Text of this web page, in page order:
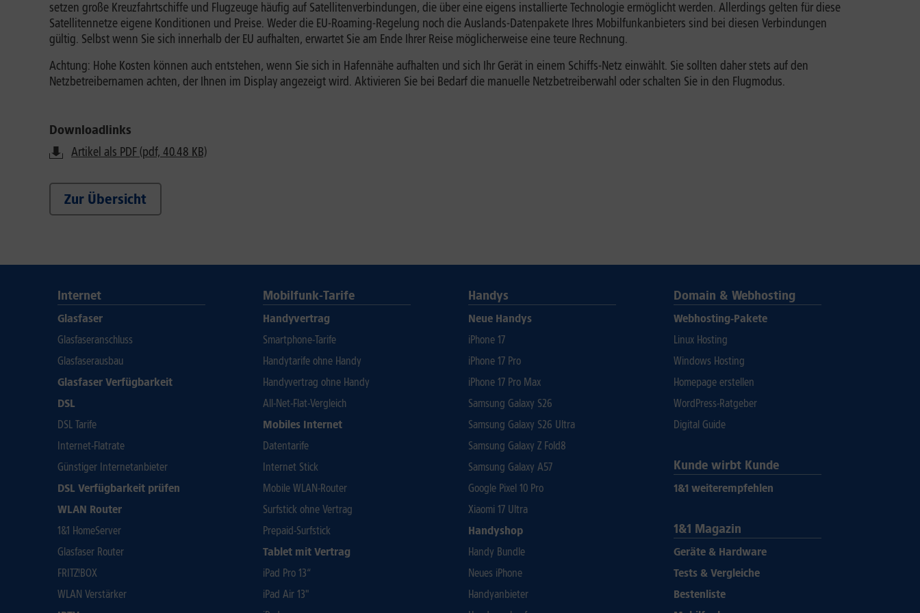
setzen große Kreuzfahrtschiffe und Flugzeuge häufig auf Satellitenverbindungen, die über eine eigens installierte Technologie ermöglicht werden. Allerdings gelten für diese
Satellitennetze eigene Konditionen und Preise. Weder die EU-Roaming-Regelung noch die Auslands-Datenpakete Ihres Mobilfunkanbieters sind bei diesen Verbindungen
gültig. Selbst wenn Sie sich innerhalb der EU aufhalten, erwartet Sie am Ende Ihrer Reise möglicherweise eine teure Rechnung.
Achtung: Hohe Kosten können auch entstehen, wenn Sie sich in Hafennähe aufhalten und sich Ihr Gerät in einem Schiffs-Netz einwählt. Sie sollten daher stets auf den
Netzbetreibernamen achten, der Ihnen im Display angezeigt wird. Aktivieren Sie bei Bedarf die manuelle Netzbetreiberwahl oder schalten Sie in den Flugmodus.
Downloadlinks
Artikel als PDF (pdf, 40.48 KB)
Zur Übersicht
Internet
Glasfaser
Glasfaseranschluss
Glasfaserausbau
Glasfaser Verfügbarkeit
DSL
DSL Tarife
Internet-Flatrate
Günstiger Internetanbieter
DSL Verfügbarkeit prüfen
WLAN Router
1&1 HomeServer
Glasfaser Router
FRITZ!BOX
WLAN Verstärker
Mobilfunk-Tarife
Handyvertrag
Smartphone-Tarife
Handytarife ohne Handy
Handyvertrag ohne Handy
All-Net-Flat-Vergleich
Mobiles Internet
Datentarife
Internet Stick
Mobile WLAN-Router
Surfstick ohne Vertrag
Prepaid-Surfstick
Tablet mit Vertrag
iPad Pro 13“
iPad Air 13"
Handys
Neue Handys
iPhone 17
iPhone 17 Pro
iPhone 17 Pro Max
Samsung Galaxy S26
Samsung Galaxy S26 Ultra
Samsung Galaxy Z Fold8
Samsung Galaxy A57
Google Pixel 10 Pro
Xiaomi 17 Ultra
Handyshop
Handy Bundle
Neues iPhone
Handyanbieter
Domain & Webhosting
Webhosting-Pakete
Linux Hosting
Windows Hosting
Homepage erstellen
WordPress-Ratgeber
Digital Guide
Kunde wirbt Kunde
1&1 weiterempfehlen
1&1 Magazin
Geräte & Hardware
Tests & Vergleiche
Bestenliste